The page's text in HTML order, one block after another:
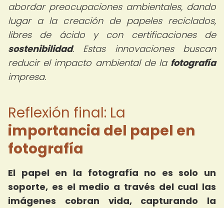
abordar preocupaciones ambientales, dando
lugar a la creación de papeles reciclados,
libres de ácido y con certificaciones de
sostenibilidad. Estas innovaciones buscan
reducir el impacto ambiental de la fotografía
impresa.
Reflexión final: La
importancia del papel en
fotografía
El papel en la fotografía no es solo un
soporte, es el medio a través del cual las
imágenes cobran vida, capturando la